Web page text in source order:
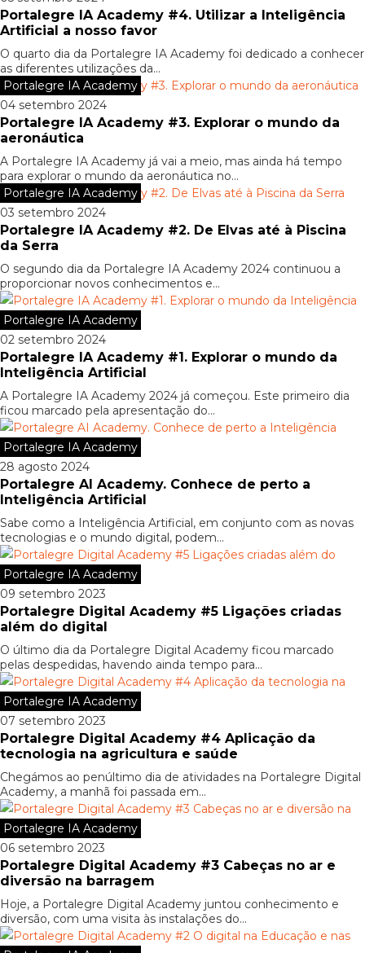
Portalegre IA Academy #4. Utilizar a Inteligência
Artificial a nosso favor
O quarto dia da Portalegre IA Academy foi dedicado a conhecer
as diferentes utilizações da...
Portalegre IA Academy
04 setembro 2024
Portalegre IA Academy #3. Explorar o mundo da
aeronáutica
A Portalegre IA Academy já vai a meio, mas ainda há tempo
para explorar o mundo da aeronáutica no...
Portalegre IA Academy
03 setembro 2024
Portalegre IA Academy #2. De Elvas até à Piscina
da Serra
O segundo dia da Portalegre IA Academy 2024 continuou a
proporcionar novos conhecimentos e...
Portalegre IA Academy
02 setembro 2024
Portalegre IA Academy #1. Explorar o mundo da
Inteligência Artificial
A Portalegre IA Academy 2024 já começou. Este primeiro dia
ficou marcado pela apresentação do...
Portalegre IA Academy
28 agosto 2024
Portalegre AI Academy. Conhece de perto a
Inteligência Artificial
Sabe como a Inteligência Artificial, em conjunto com as novas
tecnologias e o mundo digital, podem...
Portalegre IA Academy
09 setembro 2023
Portalegre Digital Academy #5 Ligações criadas
além do digital
O último dia da Portalegre Digital Academy ficou marcado
pelas despedidas, havendo ainda tempo para...
Portalegre IA Academy
07 setembro 2023
Portalegre Digital Academy #4 Aplicação da
tecnologia na agricultura e saúde
Chegámos ao penúltimo dia de atividades na Portalegre Digital
Academy, a manhã foi passada em...
Portalegre IA Academy
06 setembro 2023
Portalegre Digital Academy #3 Cabeças no ar e
diversão na barragem
Hoje, a Portalegre Digital Academy juntou conhecimento e
diversão, com uma visita às instalações do...